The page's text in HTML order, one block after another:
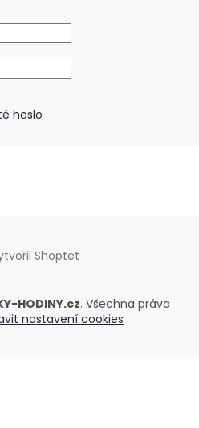
heslo
Shoptet
HODINY.cz. Všechna práva
nastavení cookies